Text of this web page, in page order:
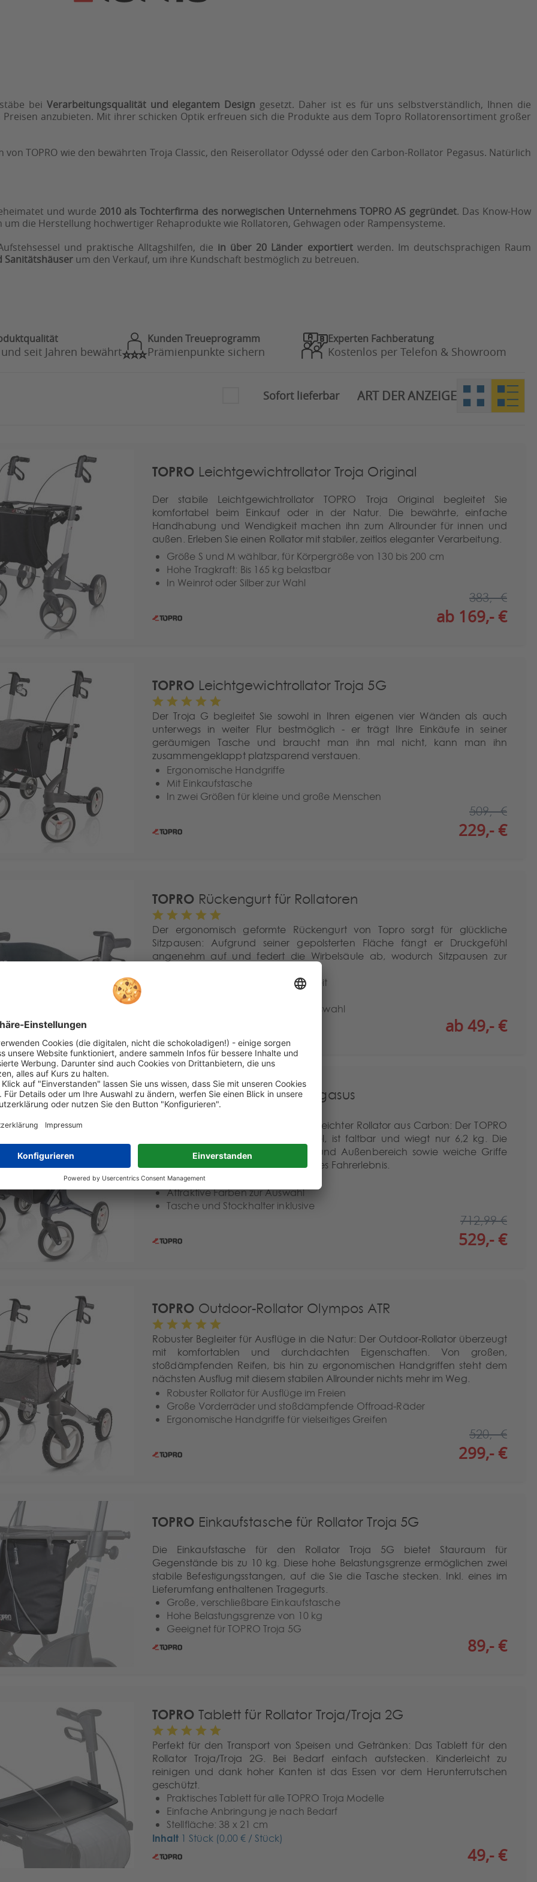
bei Verarbeitungsqualität und elegantem Design gesetzt. Daher ist es für uns selbstverständlich, Ihnen die
anzubieten. Mit ihrer schicken Optik erfreuen sich die Produkte aus dem Topro Rollatorensortiment großer
TOPRO wie den bewährten Troja Classic, den Reiserollator Odyssé oder den Carbon-Rollator Pegasus. Natürlich
und wurde 2010 als Tochterfirma des norwegischen Unternehmens TOPRO AS gegründet. Das Know-How
um die Herstellung hochwertiger Rehaprodukte wie Rollatoren, Gehwagen oder Rampensysteme.
und praktische Alltagshilfen, die in über 20 Länder exportiertwerden. Im deutschsprachigen Raum
Sanitätshäuser um den Verkauf, um ihre Kundschaft bestmöglich zu betreuen.
seit Jahren bewährt
Kunden Treueprogramm
Prämienpunkte sichern
Experten Fachberatung
Kostenlos per Telefon & Showroom
Sofort lieferbar ART DER ANZEIGE
TOPRO Leichtgewichtrollator Troja Original
Der stabile Leichtgewichtrollator TOPRO Troja Original begleitet Sie
komfortabel beim Einkauf oder in der Natur. Die bewährte, einfache
Handhabung und Wendigkeit machen ihn zum Allrounder für innen und
außen. Erleben Sie einen Rollator mit stabiler, zeitlos eleganter Verarbeitung.
Größe S und M wählbar, für Körpergröße von 130 bis 200 cm
Hohe Tragkraft: Bis 165 kg belastbar
In Weinrot oder Silber zur Wahl
ab 169,- €
383,- €
TOPRO Leichtgewichtrollator Troja 5G
Der Troja G begleitet Sie sowohl in Ihren eigenen vier Wänden als auch
unterwegs in weiter Flur bestmöglich - er trägt Ihre Einkäufe in seiner
geräumigen Tasche und braucht man ihn mal nicht, kann man ihn
zusammengeklappt platzsparend verstauen.
Ergonomische Handgriffe
Mit Einkaufstasche
In zwei Größen für kleine und große Menschen
229,- €
509,- €
TOPRO Rückengurt für Rollatoren
Der ergonomisch geformte Rückengurt von Topro sorgt für glückliche
Sitzpausen: Aufgrund seiner gepolsterten Fläche fängt er Druckgefühl
angenehm auf und federt die Wirbelsäule ab, wodurch Sitzpausen zur
Für mehr Sitzkomfort und Sicherheit
Vier gepolsterte Varianten zur Auswahl
ab 49,- €
TOPROCarbon Rollator Pegasus
Hochwertiger, stabiler und zugleich leichter Rollator aus Carbon: Der TOPRO
Pegasus fährt sich sehr komfortabel, ist faltbar und wiegt nur 6,2 kg. Die
Comfort Softräder für den Innen- und Außenbereich sowie weiche Griffe
ermöglichen ein äußerst angenehmes Fahrerlebnis.
Belastbar bis 130 kg
Attraktive Farben zur Auswahl
Tasche und Stockhalter inklusive
529,- €
712,99 €
TOPRO Outdoor-Rollator Olympos ATR
Robuster Begleiter für Ausflüge in die Natur: Der Outdoor-Rollator überzeugt
mit komfortablen und durchdachten Eigenschaften. Von großen,
stoßdämpfenden Reifen, bis hin zu ergonomischen Handgriffen steht dem
nächsten Ausflug mit diesem stabilen Allrounder nichts mehr im Weg.
Robuster Rollator für Ausflüge im Freien
Große Vorderräder und stoßdämpfende Offroad-Räder
Ergonomische Handgriffe für vielseitiges Greifen
299,- €
520,- €
TOPRO Einkaufstasche für Rollator Troja 5G
Die Einkaufstasche für den Rollator Troja 5G bietet Stauraum für
Gegenstände bis zu 10 kg. Diese hohe Belastungsgrenze ermöglichen zwei
stabile Befestigungsstangen, auf die Sie die Tasche stecken. Inkl. eines im
Lieferumfang enthaltenen Tragegurts.
Große, verschließbare Einkaufstasche
Hohe Belastungsgrenze von 10 kg
Geeignet für TOPRO Troja 5G
89,- €
TOPRO Tablett für Rollator Troja/Troja 2G
Perfekt für den Transport von Speisen und Getränken: Das Tablett für den
Rollator Troja/Troja 2G. Bei Bedarf einfach aufstecken. Kinderleicht zu
reinigen und dank hoher Kanten ist das Essen vor dem Herunterrutschen
geschützt.
Praktisches Tablett für alle TOPRO Troja Modelle
Einfache Anbringung je nach Bedarf
Stellfläche: 38 x 21 cm
Inhalt 1 Stück (0,00 € / Stück)
49,- €